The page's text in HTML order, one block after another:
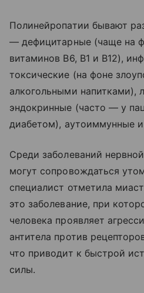
Полинейропатии бывают
— дефицитарные (чаще на
витаминов В6, В1 и В12),
токсические (на фоне
алкогольными напитками),
эндокринные (часто — у
диабетом), аутоиммунные
Среди заболеваний
могут сопровождаться
специалист отметила
это заболевание, при
человека проявляет
антитела против
что приводит к быстрой
силы.